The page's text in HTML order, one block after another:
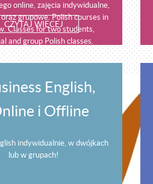
online, zajęcia indywidualne,
grupowe. Polish courses in
Classes for two students,
and group Polish classes.
CZYTAJ WIĘCEJ
English,
i Offline
indywidualnie, w dwójkach
lub w grupach!